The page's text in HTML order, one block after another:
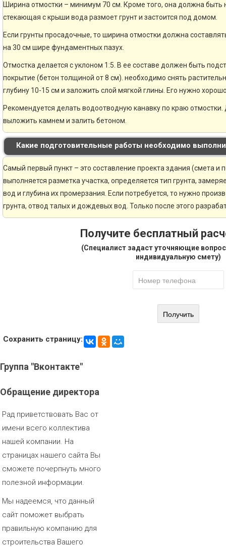
Ширина отмостки – минимум 70 см. Кроме того, она должна быть
стекающая с крыши вода размоет грунт и застоится под домом.
Если грунты просадочные, то ширина отмостки должна
на 30 см шире фундаментных пазух.
Отмостка делается с уклоном 1:5. В ее составе должен быть
покрытие (бетон толщиной от 8 см). необходимо снять
глубину 10-15 см и заложить слой мягкой глины. Его нужно
Рекомендуется делать водоотводную канавку по краю
выложить камнем и залить бетоном.
Какие подготовительные работы необходимо
Самый первый пункт – это составление проекта здания (смета и
выполняется разметка участка, определяется тип грунта,
вод и глубина их промерзания. Если потребуется, то нужно
грунта, отвод талых и дождевых вод. Только после этого
Получите бесплатный
(Специалист задаст уточняющие
индивидуальную смету)
Сохранить страницу:
Группа "Вконтакте"
Обращение директора
Рад приветствовать Вас от
имени всего коллектива
нашей компании. На
страницах нашего сайта Вы
сможете почерпнуть много
полезной информации.
Мы надеемся, что данный
сайт поможет выбрать
правильную компанию для
строительства Вашего